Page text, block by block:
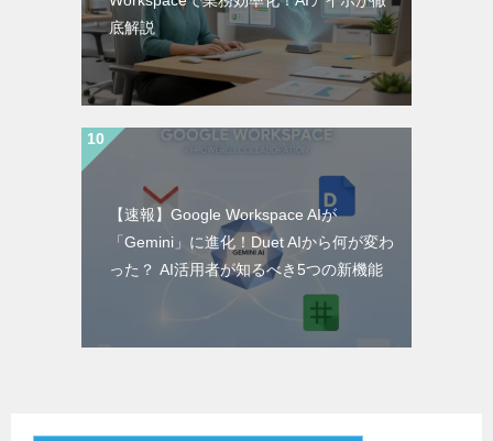
底解説
【速報】Google Workspace AIが
「Gemini」に進化！Duet AIから何が変わ
った？ AI活用者が知るべき5つの新機能